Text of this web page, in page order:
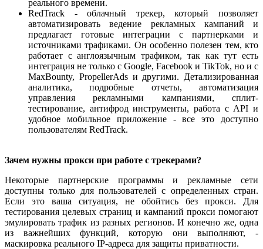
реального времени.
RedTrack - облачный трекер, который позволяет
автоматизировать ведение рекламных кампаний и
предлагает готовые интеграции с партнерками и
источниками трафиками. Он особенно полезен тем, кто
работает с англоязычным трафиком, так как тут есть
интеграция не только с Google, Facebook и TikTok, но и с
MaxBounty, PropellerAds и другими. Детализированная
аналитика, подробные отчеты, автоматизация
управления рекламными кампаниями, сплит-
тестирование, антифрод инструменты, работа с API и
удобное мобильное приложение - все это доступно
пользователям RedTrack.
Зачем нужны прокси при работе с трекерами?
Некоторые партнерские программы и рекламные сети
доступны только для пользователей с определенных стран.
Если это ваша ситуация, не обойтись без прокси. Для
тестирования целевых страниц и кампаний прокси помогают
эмулировать трафик из разных регионов. И конечно же, одна
из важнейших функций, которую они выполняют, -
маскировка реального IP-адреса для защиты приватности.